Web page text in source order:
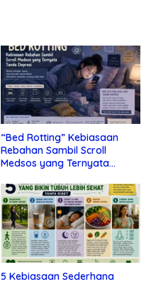
“Bed Rotting” Kebiasaan
Rebahan Sambil Scroll
Medsos yang Ternyata
5 Kebiasaan Sederhana